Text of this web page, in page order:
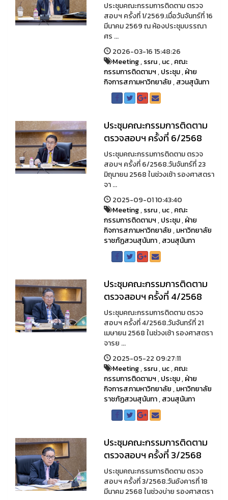
ประชุมคณะกรรมการติดตาม ตรวจ
สอบฯ ครั้งที่ 1/2569.เมื่อวันจันทร์ที่ 16
มีนาคม 2569 ณ ห้องประชุมบรรณา
ศร ...
2026-03-16 15:48:26
Meeting,ssru,uc,คณะ
กรรมการติดตามฯ,ประชุม,ฝ่าย
กิจการสภามหาวิทยาลัย,สวนสุนันทา
ประชุมคณะกรรมการติดตาม
ตรวจสอบฯ ครั้งที่ 6/2568
ประชุมคณะกรรมการติดตาม ตรวจ
สอบฯ ครั้งที่ 6/2568.วันจันทร์ที่ 23
มิถุนายน 2568 ในช่วงเช้า รองศาสตรา
จา ...
2025-09-01 10:43:40
Meeting,ssru,uc,คณะ
กรรมการติดตามฯ,ประชุม,ฝ่าย
กิจการสภามหาวิทยาลัย,มหาวิทยาลัย
ราชภัฏสวนสุนันทา,สวนสุนันทา
ประชุมคณะกรรมการติดตาม
ตรวจสอบฯ ครั้งที่ 4/2568
ประชุมคณะกรรมการติดตาม ตรวจ
สอบฯ ครั้งที่ 4/2568.วันจันทร์ที่ 21
เมษายน 2568 ในช่วงเช้า รองศาสตรา
จารย ...
2025-05-22 09:27:11
Meeting,ssru,uc,คณะ
กรรมการติดตามฯ,ประชุม,ฝ่าย
กิจการสภามหาวิทยาลัย,มหาวิทยาลัย
ราชภัฏสวนสุนันทา,สวนสุนันทา
ประชุมคณะกรรมการติดตาม
ตรวจสอบฯ ครั้งที่ 3/2568
ประชุมคณะกรรมการติดตาม ตรวจ
สอบฯ ครั้งที่ 3/2568.วันอังคารที่ 18
มีนาคม 2568 ในช่วงบ่าย รองศาสตรา